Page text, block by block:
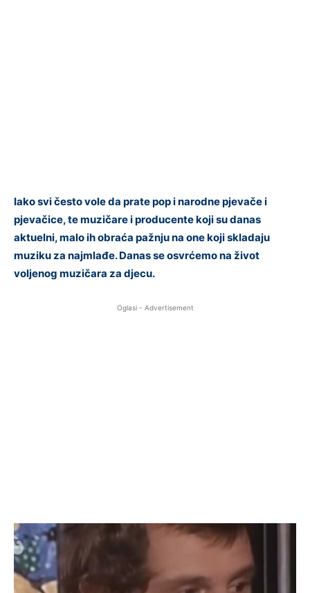
Iako svi često vole da prate pop i narodne pjevače i
pjevačice, te muzičare i producente koji su danas
aktuelni, malo ih obraća pažnju na one koji skladaju
muziku za najmlađe. Danas se osvrćemo na život
voljenog muzičara za djecu.
Oglasi - Advertisement